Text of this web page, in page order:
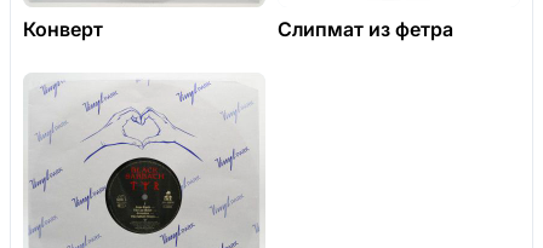
Конверт Слипмат из фетра